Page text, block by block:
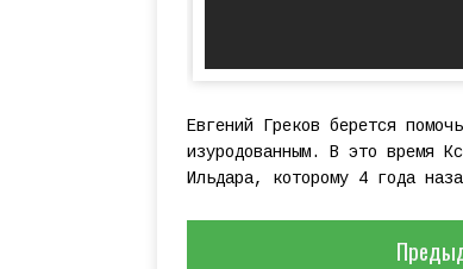
Евгений Греков берется
изуродованным. В это время
Ильдара, которому 4 года